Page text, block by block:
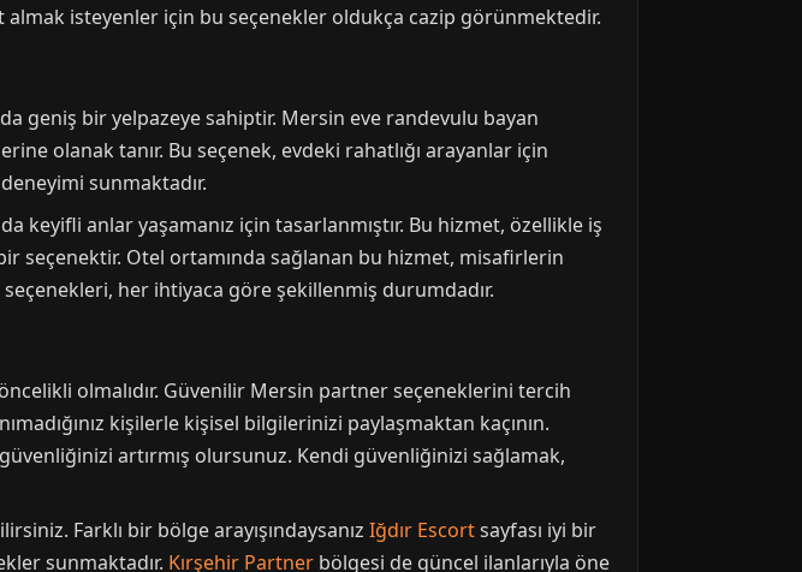
isteyenler için bu seçenekler oldukça cazip görünmektedir.
geniş bir yelpazeye sahiptir. Mersin eve randevulu bayan
olanak tanır. Bu seçenek, evdeki rahatlığı arayanlar için
sunmaktadır.
keyifli anlar yaşamanız için tasarlanmıştır. Bu hizmet, özellikle iş
seçenektir. Otel ortamında sağlanan bu hizmet, misafirlerin
her ihtiyaca göre şekillenmiş durumdadır.
olmalıdır. Güvenilir Mersin partner seçeneklerini tercih
kişilerle kişisel bilgilerinizi paylaşmaktan kaçının.
artırmış olursunuz. Kendi güvenliğinizi sağlamak,
Farklı bir bölge arayışındaysanız Iğdır Escortsayfası iyi bir
sunmaktadır. Kırşehir Partner bölgesi de güncel ilanlarıyla öne